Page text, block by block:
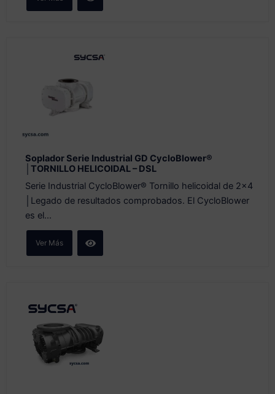
Soplador Serie Industrial GD CycloBlower®
│TORNILLO HELICOIDAL – DSL
Serie Industrial CycloBlower® Tornillo helicoidal de 2x4
│Legado de resultados comprobados. El CycloBlower
es el...
Ver Más